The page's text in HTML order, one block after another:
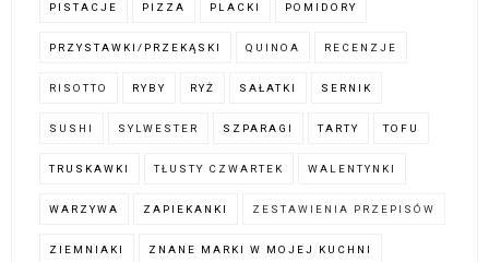
PISTACJE PIZZA PLACKI POMIDORY
PRZYSTAWKI/PRZEKĄSKI QUINOA RECENZJE
RISOTTO RYBY RYŻ SAŁATKI SERNIK
SUSHI SYLWESTER SZPARAGI TARTY TOFU
TRUSKAWKI TŁUSTY CZWARTEK WALENTYNKI
WARZYWA ZAPIEKANKI ZESTAWIENIA PRZEPISÓW
ZIEMNIAKI ZNANE MARKI W MOJEJ KUCHNI